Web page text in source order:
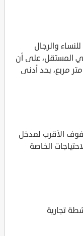
والرجال
المستقل، على أن
تكون بمعدل دورة مياه واحدة لكل 500 متر مربع، بحد أدنى
الأقرب لمدخل
الخاصة
تجارية